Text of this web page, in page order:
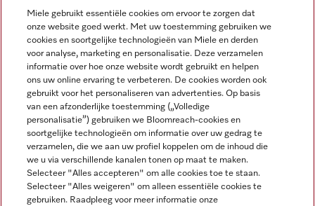
Wettelijke Informatie
Algemene voorwaarden
Privacybeleid
Miele op Facebook
Miele op Youtube
Miele op Instagram
Miele op Pinterest
Miele gebruikt essentiële cookies om ervoor te zorgen dat
onze website goed werkt. Met uw toestemming gebruiken we
cookies en soortgelijke technologieën van Miele en derden
voor analyse, marketing en personalisatie. Deze verzamelen
informatie over hoe onze website wordt gebruikt en helpen
ons uw online ervaring te verbeteren. De cookies worden ook
gebruikt voor het personaliseren van advertenties. Op basis
van een afzonderlijke toestemming („Volledige
personalisatie”) gebruiken we Bloomreach-cookies en
soortgelijke technologieën om informatie over uw gedrag te
verzamelen, die we aan uw profiel koppelen om de inhoud die
we u via verschillende kanalen tonen op maat te maken.
Selecteer "Alles accepteren" om alle cookies toe te staan.
Selecteer "Alles weigeren" om alleen essentiële cookies te
gebruiken. Raadpleeg voor meer informatie onze